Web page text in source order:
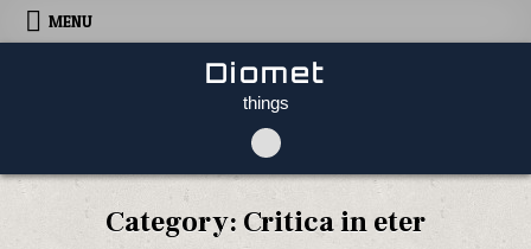
Skip to content
MENU
Diomet
things
Category: Critica in eter